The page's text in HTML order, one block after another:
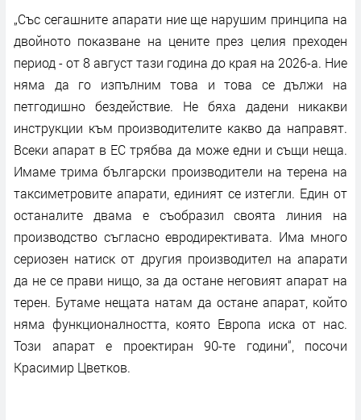
„Със сегашните апарати ние ще нарушим принципа на
двойното показване на цените през целия преходен
период - от 8 август тази година до края на 2026-а. Ние
няма да го изпълним това и това се дължи на
петгодишно бездействие. Не бяха дадени никакви
инструкции към производителите какво да направят.
Всеки апарат в ЕС трябва да може едни и същи неща.
Имаме трима български производители на терена на
таксиметровите апарати, единият се изтегли. Един от
останалите двама е съобразил своята линия на
производство съгласно евродирективата. Има много
сериозен натиск от другия производител на апарати
да не се прави нищо, за да остане неговият апарат на
терен. Бутаме нещата натам да остане апарат, който
няма функционалността, която Европа иска от нас.
Този апарат е проектиран 90-те години“, посочи
Красимир Цветков.